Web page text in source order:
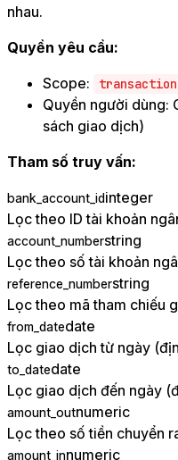
nhau.
Quyền yêu cầu:
Scope:
Quyền người dùng:
sách giao dịch)
Tham số truy vấn:
bank_account_idinteger
Lọc theo ID tài khoản
account_numberstring
Lọc theo số tài khoản
reference_numberstring
Lọc theo mã tham chiếu
from_datedate
Lọc giao dịch từ ngày
to_datedate
Lọc giao dịch đến ngày
amount_outnumeric
Lọc theo số tiền chuyển
amount_innumeric